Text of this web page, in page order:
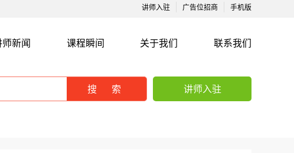
讲师入驻 广告位招商 手机版
师新闻 课程瞬间 关于我们 联系我们
搜索 讲师入驻